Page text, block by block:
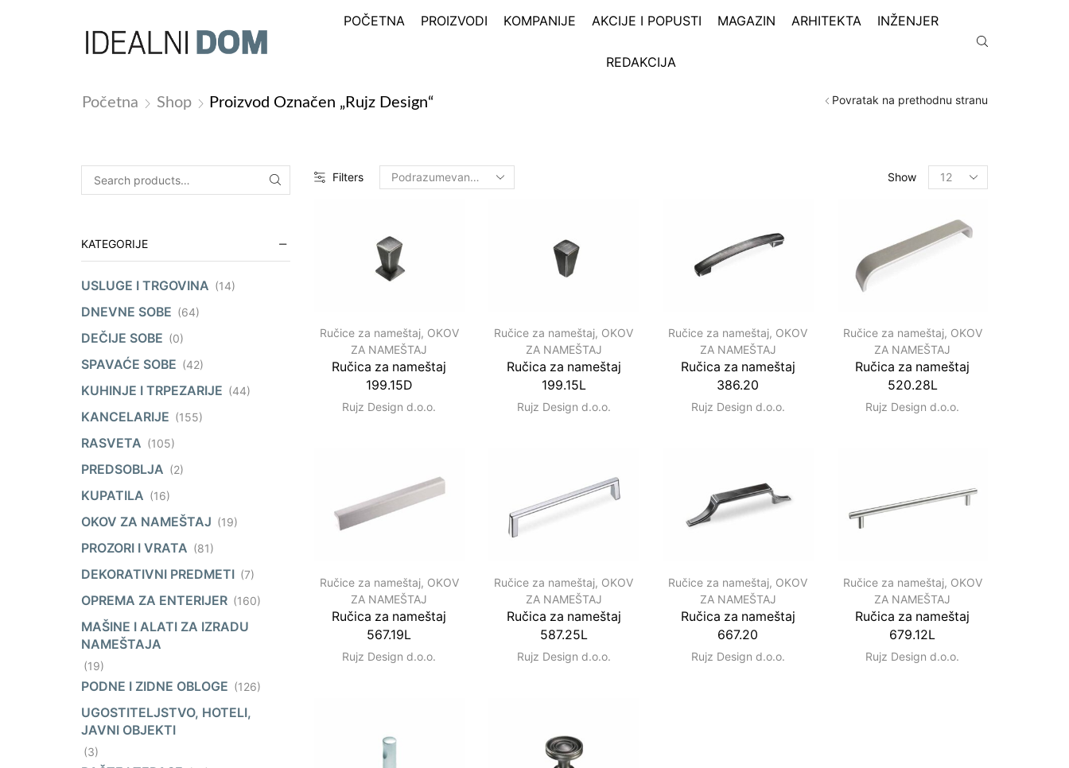
POČETNA PROIZVODI KOMPANIJE AKCIJE I POPUSTI MAGAZIN ARHITEKTA INŽENJER
REDAKCIJA
Početna Shop Proizvod Označen „Rujz Design“ Povratak na prethodnu stranu
Filters Show
Ručice za nameštaj, OKOV
ZA NAMEŠTAJ
Ručica za nameštaj
199.15D
Rujz Design d.o.o.
Ručice za nameštaj, OKOV
ZA NAMEŠTAJ
Ručica za nameštaj
199.15L
Rujz Design d.o.o.
Ručice za nameštaj, OKOV
ZA NAMEŠTAJ
Ručica za nameštaj
386.20
Rujz Design d.o.o.
Ručice za nameštaj, OKOV
ZA NAMEŠTAJ
Ručica za nameštaj
520.28L
Rujz Design d.o.o.
Ručice za nameštaj, OKOV
ZA NAMEŠTAJ
Ručica za nameštaj
567.19L
Rujz Design d.o.o.
Ručice za nameštaj, OKOV
ZA NAMEŠTAJ
Ručica za nameštaj
587.25L
Rujz Design d.o.o.
Ručice za nameštaj, OKOV
ZA NAMEŠTAJ
Ručica za nameštaj
667.20
Rujz Design d.o.o.
Ručice za nameštaj, OKOV
ZA NAMEŠTAJ
Ručica za nameštaj
679.12L
Rujz Design d.o.o.
KATEGORIJE
USLUGE I TRGOVINA (14)
DNEVNE SOBE (64)
DEČIJE SOBE (0)
SPAVAĆE SOBE (42)
KUHINJE I TRPEZARIJE (44)
KANCELARIJE (155)
RASVETA (105)
PREDSOBLJA (2)
KUPATILA (16)
OKOV ZA NAMEŠTAJ (19)
PROZORI I VRATA (81)
DEKORATIVNI PREDMETI (7)
OPREMA ZA ENTERIJER (160)
MAŠINE I ALATI ZA IZRADU
NAMEŠTAJA
(19)
PODNE I ZIDNE OBLOGE (126)
UGOSTITELJSTVO, HOTELI,
JAVNI OBJEKTI
(3)